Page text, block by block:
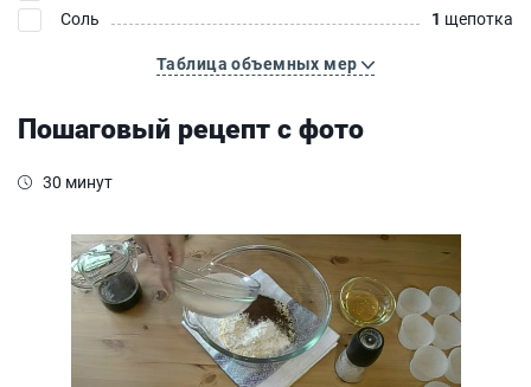
Соль
1 щепотка
Таблица объемных мер
Пошаговый рецепт с фото
30 минут